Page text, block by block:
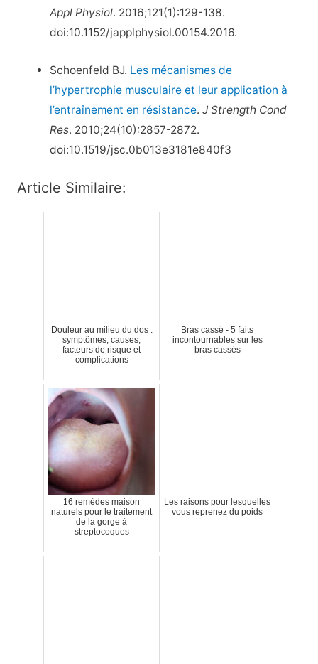
Appl Physiol. 2016;121(1):129-138.
doi:10.1152/japplphysiol.00154.2016.
Schoenfeld BJ. Les mécanismes de
l’hypertrophie musculaire et leur application à
l’entraînement en résistance.J Strength Cond
Res. 2010;24(10):2857-2872.
doi:10.1519/jsc.0b013e3181e840f3
Article Similaire:
Douleur au milieu du dos :
symptômes, causes,
facteurs de risque et
complications
Bras cassé - 5 faits
incontournables sur les
bras cassés
16 remèdes maison
naturels pour le traitement
de la gorge à
streptocoques
Les raisons pour lesquelles
vous reprenez du poids